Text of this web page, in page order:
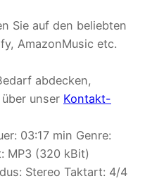
Sie auf den beliebten
AmazonMusic etc.
abdecken,
unser Kontakt-
03:17 min Genre:
MP3 (320 kBit)
Stereo Taktart: 4/4